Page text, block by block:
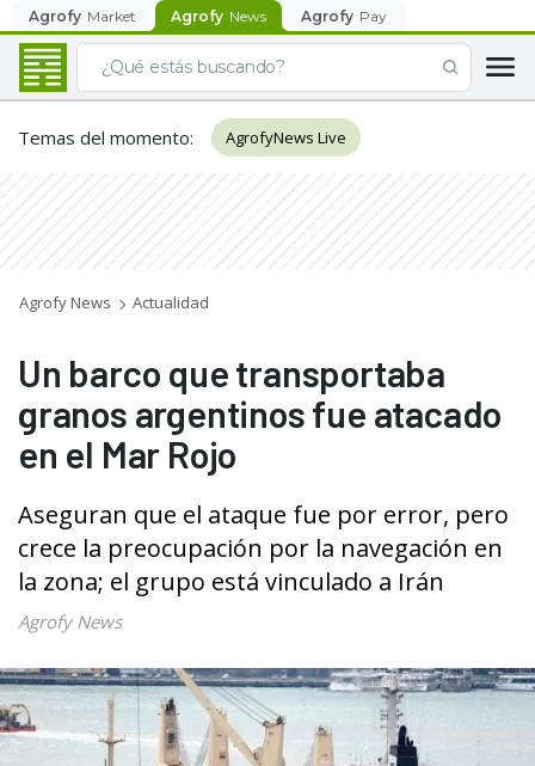
Agrofy Market Agrofy News Agrofy Pay
Temas del momento: AgrofyNews Live
Agrofy News Actualidad
Un barco que transportaba
granos argentinos fue atacado
en el Mar Rojo
Aseguran que el ataque fue por error, pero
crece la preocupación por la navegación en
la zona; el grupo está vinculado a Irán
Agrofy News